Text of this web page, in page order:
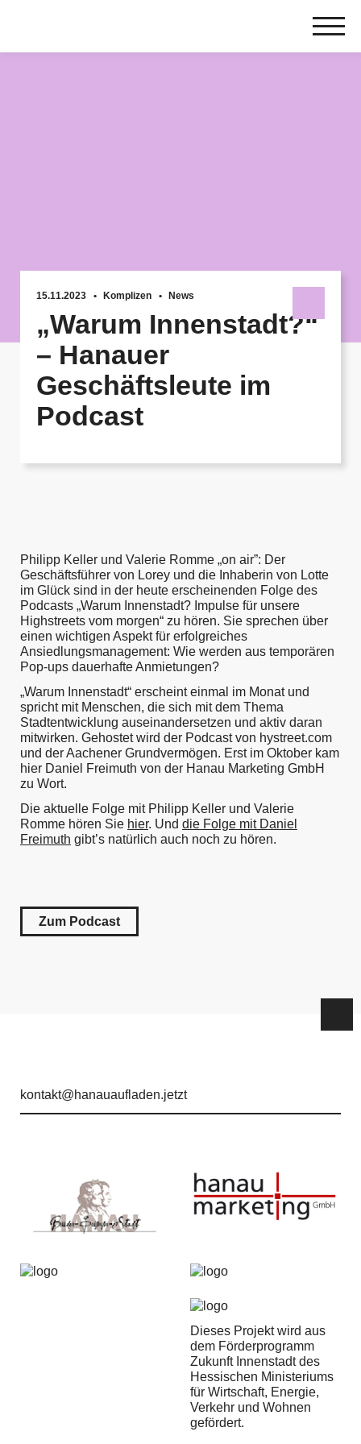
15.11.2023 Komplizen News
„Warum Innenstadt?“
– Hanauer
Geschäftsleute im
Podcast
Philipp Keller und Valerie Romme „on air”: Der
Geschäftsführer von Lorey und die Inhaberin von Lotte
im Glück sind in der heute erscheinenden Folge des
Podcasts „Warum Innenstadt? Impulse für unsere
Highstreets vom morgen“ zu hören. Sie sprechen über
einen wichtigen Aspekt für erfolgreiches
Ansiedlungsmanagement: Wie werden aus temporären
Pop-ups dauerhafte Anmietungen?
„Warum Innenstadt“ erscheint einmal im Monat und
spricht mit Menschen, die sich mit dem Thema
Stadtentwicklung auseinandersetzen und aktiv daran
mitwirken. Gehostet wird der Podcast von hystreet.com
und der Aachener Grundvermögen. Erst im Oktober kam
hier Daniel Freimuth von der Hanau Marketing GmbH
zu Wort.
Die aktuelle Folge mit Philipp Keller und Valerie
Romme hören Sie hier. Und die Folge mit Daniel
Freimuth gibt’s natürlich auch noch zu hören.
Zum Podcast
kontakt@hanauaufladen.jetzt
Dieses Projekt wird aus
dem Förderprogramm
Zukunft Innenstadt des
Hessischen Ministeriums
für Wirtschaft, Energie,
Verkehr und Wohnen
gefördert.